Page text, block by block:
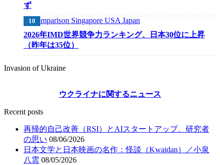
ず
2026年IMD世界競争力ランキング、日本30位に上昇
（昨年は35位）
Invasion of Ukraine
ウクライナに関するニュース
Recent posts
再帰的自己改善（RSI）とAIスタートアップ、研究者
の思い 08/06/2026
日本文学と日本映画の名作：怪談（Kwaidan）／小泉
八雲 08/05/2026